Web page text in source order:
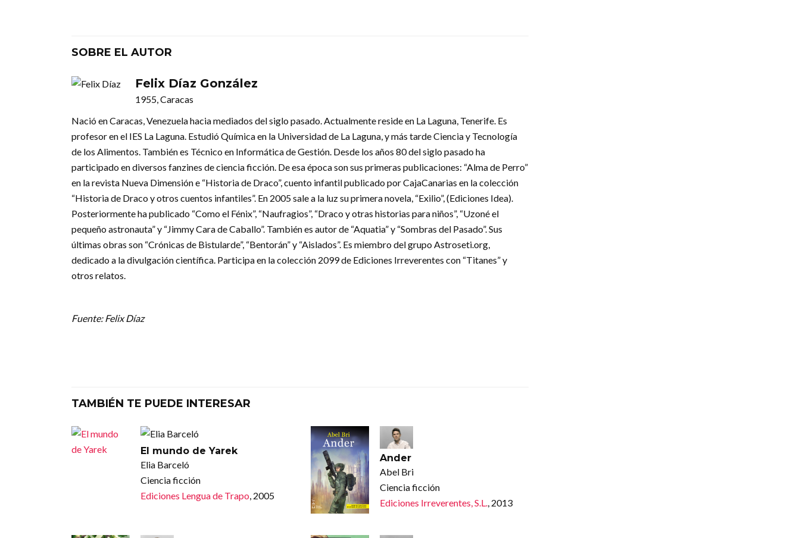
SOBRE EL AUTOR
Felix Díaz González
1955, Caracas
Nació en Caracas, Venezuela hacia mediados del siglo pasado. Actualmente reside en La Laguna, Tenerife. Es
profesor en el IES La Laguna. Estudió Química en la Universidad de La Laguna, y más tarde Ciencia y Tecnología
de los Alimentos. También es Técnico en Informática de Gestión. Desde los años 80 del siglo pasado ha
participado en diversos fanzines de ciencia ficción. De esa época son sus primeras publicaciones: “Alma de Perro”
en la revista Nueva Dimensión e “Historia de Draco”, cuento infantil publicado por CajaCanarias en la colección
“Historia de Draco y otros cuentos infantiles”. En 2005 sale a la luz su primera novela, “Exilio”, (Ediciones Idea).
Posteriormente ha publicado “Como el Fénix”, “Naufragios”, “Draco y otras historias para niños”, “Uzoné el
pequeño astronauta” y “Jimmy Cara de Caballo”. También es autor de “Aquatia” y “Sombras del Pasado”. Sus
últimas obras son “Crónicas de Bistularde”, “Bentorán” y “Aislados”. Es miembro del grupo Astroseti.org,
dedicado a la divulgación científica. Participa en la colección 2099 de Ediciones Irreverentes con “Titanes” y
otros relatos.
Fuente: Felix Díaz
TAMBIÉN TE PUEDE INTERESAR
El mundo de Yarek
Elia Barceló
Ciencia ficción
Ediciones Lengua de Trapo, 2005
Ander
Abel Bri
Ciencia ficción
Ediciones Irreverentes, S.L.
, 2013